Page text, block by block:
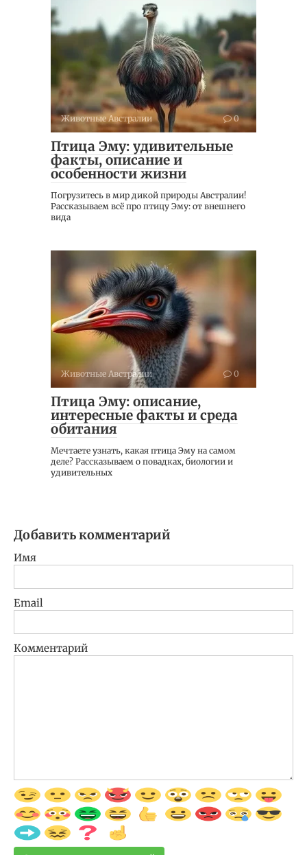
Животные Австралии 0
Птица Эму: удивительные
факты, описание и
особенности жизни
Погрузитесь в мир дикой природы Австралии!
Рассказываем всё про птицу Эму: от внешнего
вида
Животные Австралии 0
Птица Эму: описание,
интересные факты и среда
обитания
Мечтаете узнать, какая птица Эму на самом
деле? Рассказываем о повадках, биологии и
удивительных
Добавить комментарий
Имя
Email
Комментарий